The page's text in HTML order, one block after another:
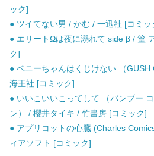
ック]
● ツイてない男 / かむ / 一迅社 [コミッ
● エリートΩは夜に溺れて side β / 篁
ク]
● ベニーちゃんはくじけない （
海王社 [コミック]
● いいこいいこってして （バンブー
ン） / 櫻井タイキ / 竹書房 [コミック]
● アプリコットの心臓 (Charles
ィアソフト [コミック]